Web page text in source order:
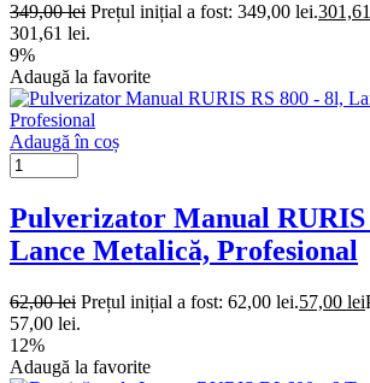
349,00lei Prețul inițial a fost: 349,00 lei.301,61
301,61 lei.
9%
Adaugă la favorite
Adaugă în coș
Pulverizator Manual RURIS
Lance Metalică, Profesional
62,00lei Prețul inițial a fost: 62,00 lei.57,00 lei
57,00 lei.
12%
Adaugă la favorite